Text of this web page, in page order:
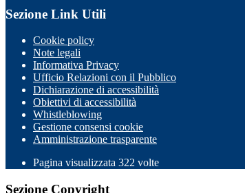
Sezione Link Utili
Cookie policy
Note legali
Informativa Privacy
Ufficio Relazioni con il Pubblico
Dichiarazione di accessibilità
Obiettivi di accessibilità
Whistleblowing
Gestione consensi cookie
Amministrazione trasparente
Pagina visualizzata 322 volte
Sezione Copyright